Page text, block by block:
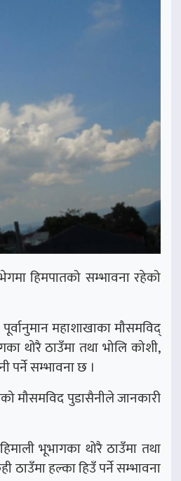
हिमपातको सम्भावना रहेको
महाशाखाका मौसमविद्
थोरै ठाउँमा तथा भोलि कोशी,
पर्ने सम्भावना छ ।
मौसमविद पुडासैनीले जानकारी
भूभागका थोरै ठाउँमा तथा
ठाउँमा हल्का हिउँ पर्ने सम्भावना